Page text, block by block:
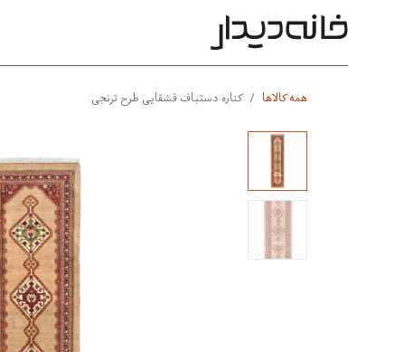
همه کالاها کناره دستباف قشقایی طرح ترنجی